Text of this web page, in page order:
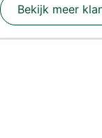
Bekijk meer